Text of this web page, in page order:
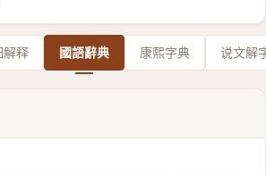
解释 國語辭典 康熙字典 说文解